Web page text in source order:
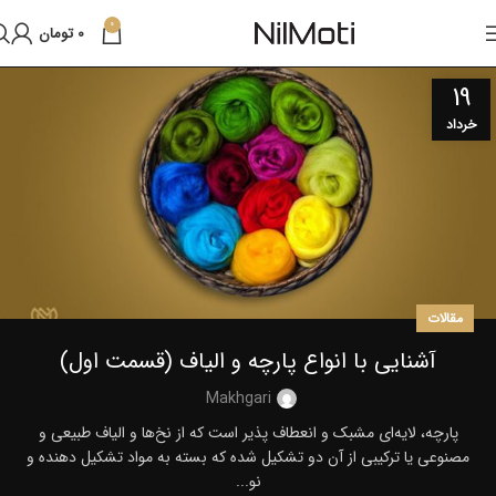
0
0 تومان
19
خرداد
مقالات
آشنایی با انواع پارچه و الیاف (قسمت اول)
Makhgari
پارچه، لایه‌ای مشبک و انعطاف پذیر است که از نخ‌ها و الیاف طبیعی و
مصنوعی یا ترکیبی از آن دو تشکیل شده‌ که بسته به مواد تشکیل دهنده و
نو...